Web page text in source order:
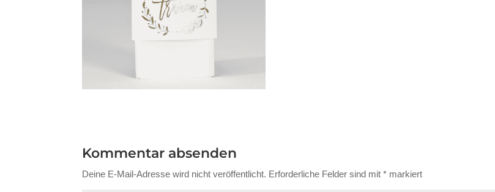
Kommentar absenden
Deine E-Mail-Adresse wird nicht veröffentlicht. Erforderliche Felder sind mit* markiert